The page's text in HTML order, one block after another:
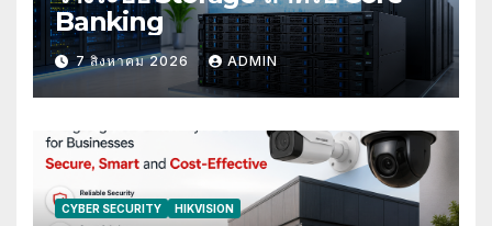
Banking
7 สิงหาคม 2026 ADMIN
CYBER SECURITY HIKVISION